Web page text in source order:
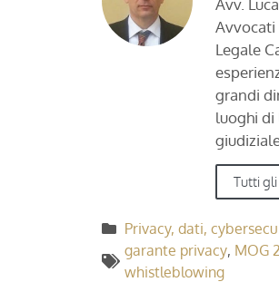
Avv.
Legale
grandi
luoghi di
Tutti
Privacy, dati,
garante privacy, MOG
whistleblowing